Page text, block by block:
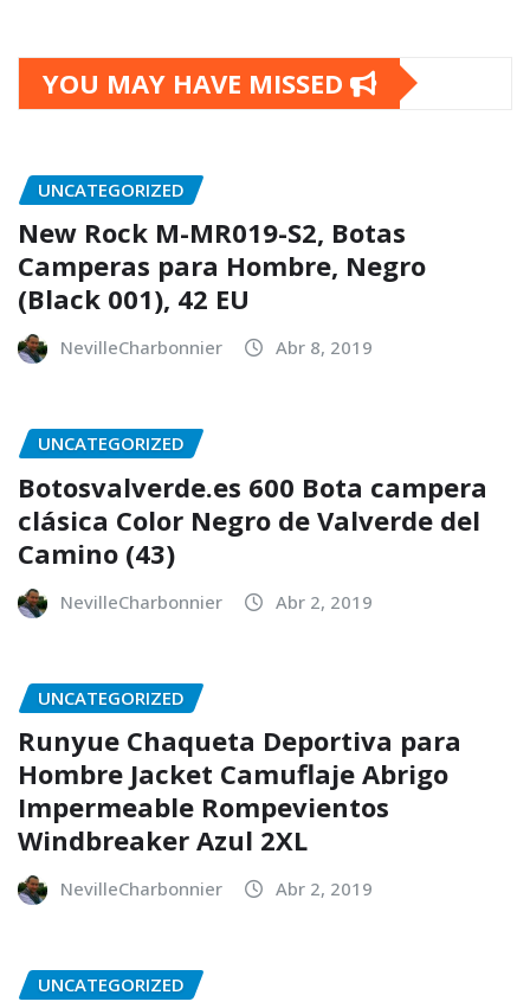
YOU MAY HAVE MISSED
UNCATEGORIZED
New Rock M-MR019-S2, Botas
Camperas para Hombre, Negro
(Black 001), 42 EU
NevilleCharbonnier Abr 8, 2019
UNCATEGORIZED
Botosvalverde.es 600 Bota campera
clásica Color Negro de Valverde del
Camino (43)
NevilleCharbonnier Abr 2, 2019
UNCATEGORIZED
Runyue Chaqueta Deportiva para
Hombre Jacket Camuflaje Abrigo
Impermeable Rompevientos
Windbreaker Azul 2XL
NevilleCharbonnier Abr 2, 2019
UNCATEGORIZED